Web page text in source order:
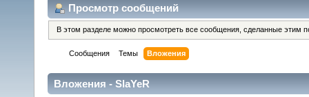
Просмотр сообщений
В этом разделе можно просмотреть все сообщения, сделанные этим
Сообщения Темы Вложения
Вложения - SlaYeR